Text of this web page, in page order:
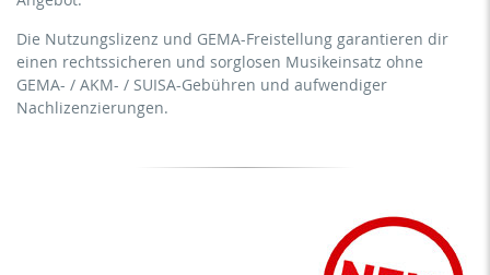
Download der Titel zur Verwendung
Sublizenzierung des Videos (Film)
mechanische Vervielfältigung als DVD (bis 1.000 Stück)
Download der Titel zur Verwendung
Die Nutzungslizenz und GEMA-Freistellung garantieren dir
einen rechtssicheren und sorglosen Musikeinsatz ohne
GEMA- / AKM- / SUISA-Gebühren und aufwendiger
Nachlizenzierungen.